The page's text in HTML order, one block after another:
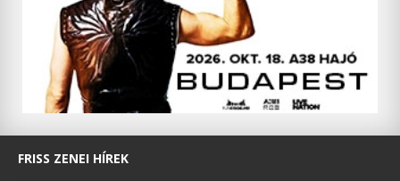
FRISS ZENEI HÍREK